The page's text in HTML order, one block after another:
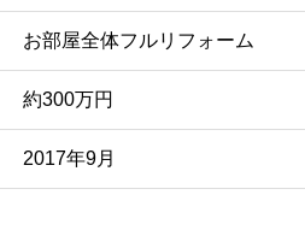
原状回復工事
採用情報
お部屋全体フルリフォーム
約300万円
2017年9月